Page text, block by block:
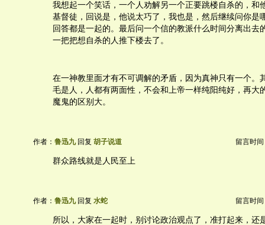
我想起一个笑话，一个人劝解另一个正要跳楼自杀的，和
基督徒，回说是，他说太巧了，我也是，然后继续问你是
回答都是一起的。最后问一个信的教派什么时间分离出去
一把把想自杀的人推下楼去了。
在一神教里面才有不可调解的矛盾，因为真神只有一个。
毛是人，人都有两面性，不会和上帝一样纯阳纯好，再大
魔鬼的区别大。
作者： 鲁迅九回复 胡子说道 留言时间
群众路线就是人民至上
作者： 鲁迅九回复 水蛇 留言时间
所以，大家在一起时，别讨论政治观点了，准打起来，还